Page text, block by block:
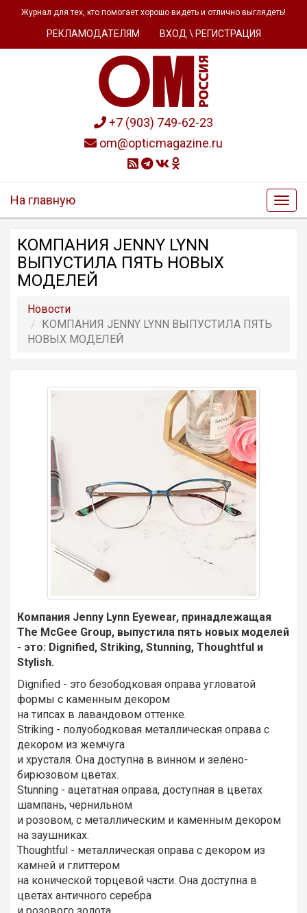
Журнал для тех, кто помогает хорошо видеть и отлично выглядеть!
РЕКЛАМОДАТЕЛЯМ ВХОД \ РЕГИСТРАЦИЯ
+7 (903) 749-62-23
om@opticmagazine.ru
На главную
КОМПАНИЯ JENNY LYNN
ВЫПУСТИЛА ПЯТЬ НОВЫХ
МОДЕЛЕЙ
Новости
КОМПАНИЯ JENNY LYNN ВЫПУСТИЛА ПЯТЬ
НОВЫХ МОДЕЛЕЙ
Компания Jenny Lynn Eyewear, принадлежащая
The McGee Group, выпустила пять новых моделей
- это: Dignified, Striking, Stunning, Thoughtful и
Stylish.
Dignified - это безободковая оправа угловатой
формы с каменным декором
на типсах в лавандовом оттенке.
Striking - полуободковая металлическая оправа с
декором из жемчуга
и хрусталя. Она доступна в винном и зелено-
бирюзовом цветах.
Stunning - ацетатная оправа, доступная в цветах
шампань, чернильном
и розовом, с металлическим и каменным декором
на заушниках.
Thoughtful - металлическая оправа с декором из
камней и глиттером
на конической торцевой части. Она доступна в
цветах античного серебра